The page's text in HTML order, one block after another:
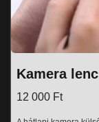
Kamera
12 000 Ft